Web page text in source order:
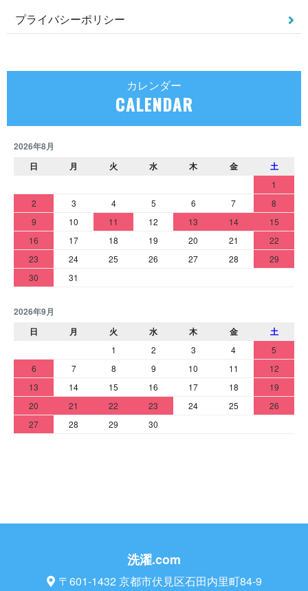
プライバシーポリシー
カレンダー
CALENDAR
2026年8月
日
月 火 水 木 金 土
1
2
3 4 5 6 7
8
9
10 11 12 13 14
15
16
17 18 19 20 21
22
23
24 25 26 27 28
29
30
31
2026年9月
日
月 火 水 木 金 土
1 2 3 4
5
6
7 8 9 10 11
12
13
14 15 16 17 18
19
20
21 22 23 24 25
26
27
28 29 30
洗濯.com
〒601-1432 京都市伏見区石田内里町84-9